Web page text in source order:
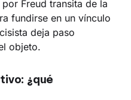
Freud transita de la
fundirse en un vínculo
deja paso
objeto.
¿qué